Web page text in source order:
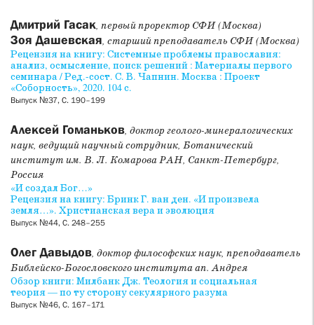
Дмитрий Гасак, первый проректор СФИ (Москва)
Зоя Дашевская, старший преподаватель СФИ (Москва)
Рецензия на книгу: Системные проблемы православия:
анализ, осмысление, поиск решений : Материалы первого
семинара / Ред.-сост. С. В. Чапнин. Москва : Проект
«Соборность», 2020. 104 с.
Выпуск №37, С. 190–199
Алексей Гоманьков, доктор геолого-минералогических
наук, ведущий научный сотрудник, Ботанический
институт им. В. Л. Комарова РАН, Санкт-Петербург,
Россия
«И создал Бог…»
Рецензия на книгу: Бринк Г. ван ден. «И произвела
земля…». Христианская вера и эволюция
Выпуск №44, С. 248–255
Олег Давыдов, доктор философских наук, преподаватель
Библейско-Богословского института ап. Андрея
Обзор книги: Милбанк Дж. Теология и социальная
теория — по ту сторону секулярного разума
Выпуск №46, С. 167–171